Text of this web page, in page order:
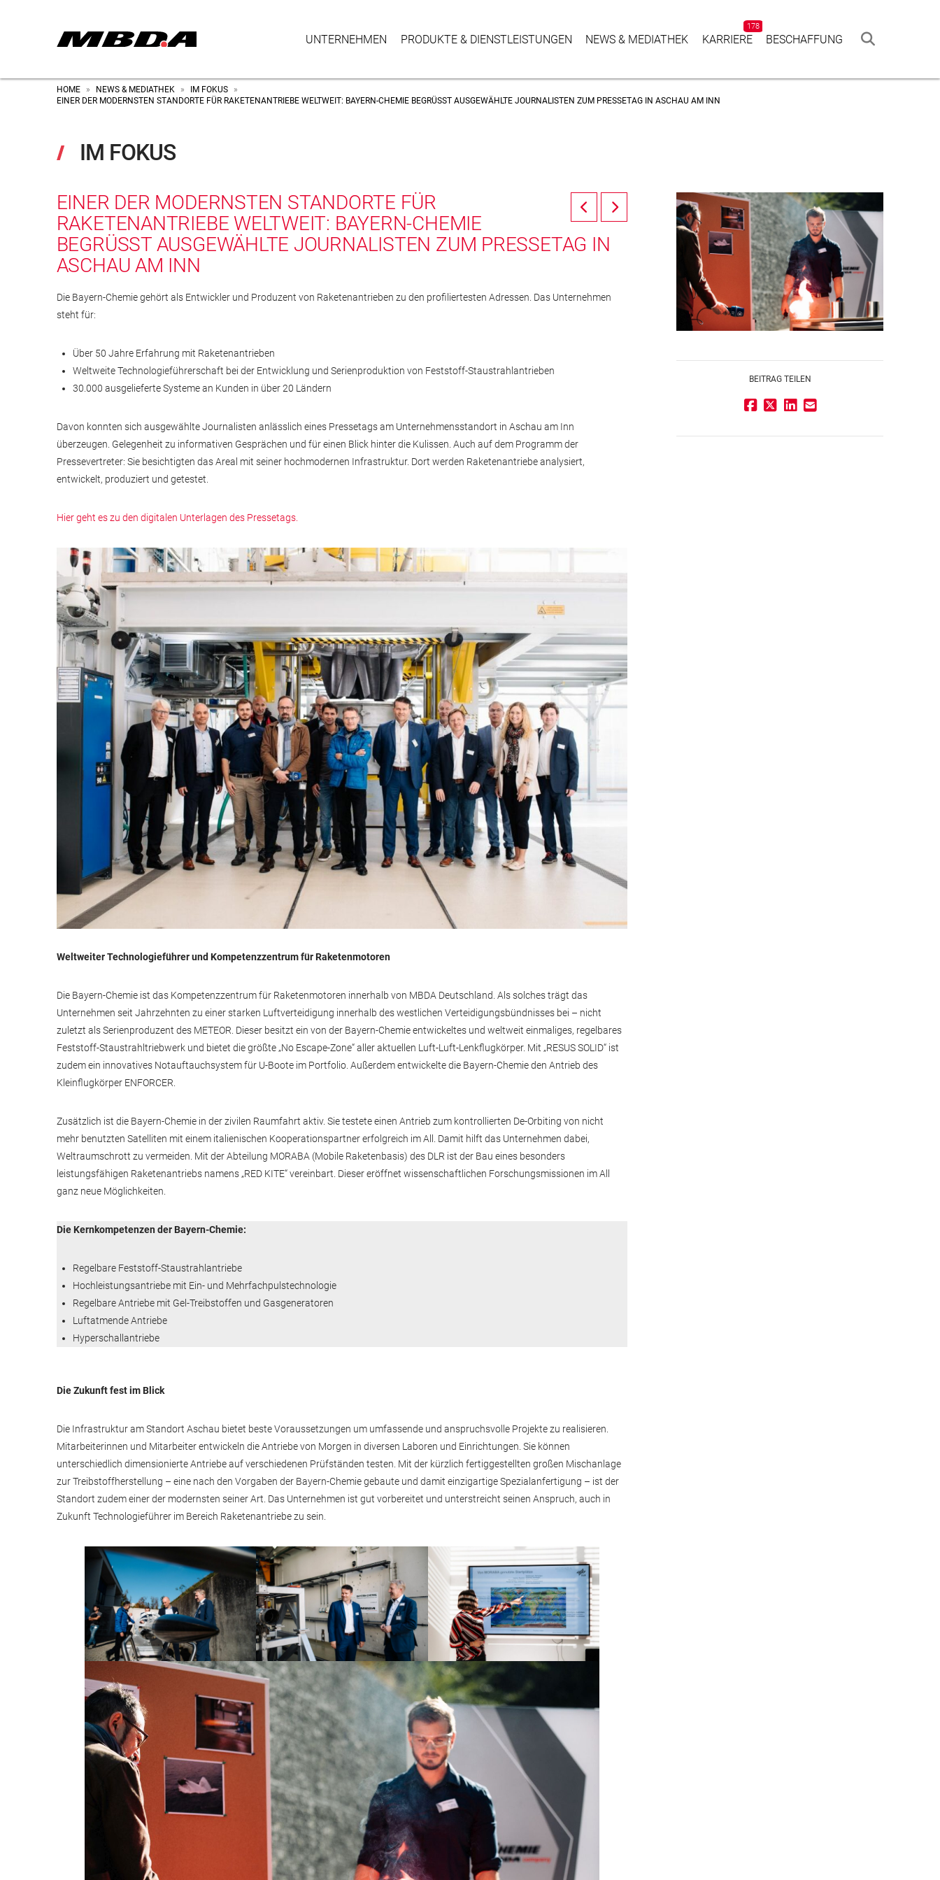
UNTER­NEHMEN PRODUKTE & DIENSTLEISTUNGEN NEWS & MEDIATHEK KAR­RIERE
178
BESCHAF­FUNG
HOME » NEWS & MEDIATHEK » IM FOKUS
»
EINER DER MODERNSTEN STANDORTE FÜR RAKETENANTRIEBE WELTWEIT: BAYERN-CHEMIE BEGRÜSST AUSGEWÄHLTE JOURNALISTEN ZUM PRESSETAG IN ASCHAU AM INN
IM FOKUS
EINER DER MODERNSTEN STANDORTE FÜR
RAKETENANTRIEBE WELTWEIT: BAYERN-CHEMIE
BEGRÜSST AUSGEWÄHLTE JOURNALISTEN ZUM PRESSETAG IN A
SCHAU AM INN
Die Bayern-Chemie gehört als Entwickler und Produzent von Raketenantrieben zu den profiliertesten Adressen. Das Unternehmen
steht für:
Über 50 Jahre Erfahrung mit Raketenantrieben
Weltweite Technologieführerschaft bei der Entwicklung und Serienproduktion von Feststoff-Staustrahlantrieben
30.000 ausgelieferte Systeme an Kunden in über 20 Ländern
Davon konnten sich ausgewählte Journalisten anlässlich eines Pressetags am Unternehmensstandort in Aschau am Inn
überzeugen. Gelegenheit zu informativen Gesprächen und für einen Blick hinter die Kulissen. Auch auf dem Programm der
Pressevertreter: Sie besichtigten das Areal mit seiner hochmodernen Infrastruktur. Dort werden Raketenantriebe analysiert,
entwickelt, produziert und getestet.
Hier geht es zu den digitalen Unterlagen des Pressetags.
Weltweiter Technologieführer und Kompetenzzentrum für Raketenmotoren
Die Bayern-Chemie ist das Kompetenzzentrum für Raketenmotoren innerhalb von MBDA Deutschland. Als solches trägt das
Unternehmen seit Jahrzehnten zu einer starken Luftverteidigung innerhalb des westlichen Verteidigungsbündnisses bei – nicht
zuletzt als Serienproduzent des METEOR. Dieser besitzt ein von der Bayern-Chemie entwickeltes und weltweit einmaliges, regelbares
Feststoff-Staustrahltriebwerk und bietet die größte „No Escape-Zone“ aller aktuellen Luft-Luft-Lenkflugkörper. Mit „RESUS SOLID“ ist
zudem ein innovatives Notauftauchsystem für U-Boote im Portfolio. Außerdem entwickelte die Bayern-Chemie den Antrieb des
Kleinflugkörper ENFORCER.
Zusätzlich ist die Bayern-Chemie in der zivilen Raumfahrt aktiv. Sie testete einen Antrieb zum kontrollierten De-Orbiting von nicht
mehr benutzten Satelliten mit einem italienischen Kooperationspartner erfolgreich im All. Damit hilft das Unternehmen dabei,
Weltraumschrott zu vermeiden. Mit der Abteilung MORABA (Mobile Raketenbasis) des DLR ist der Bau eines besonders
leistungsfähigen Raketenantriebs namens „RED KITE“ vereinbart. Dieser eröffnet wissenschaftlichen Forschungsmissionen im All
ganz neue Möglichkeiten.
Die Kernkompetenzen der Bayern-Chemie:
Regelbare Feststoff-Staustrahlantriebe
Hochleistungsantriebe mit Ein- und Mehrfachpulstechnologie
Regelbare Antriebe mit Gel-Treibstoffen und Gasgeneratoren
Luftatmende Antriebe
Hyperschallantriebe
Die Zukunft fest im Blick
Die Infrastruktur am Standort Aschau bietet beste Voraussetzungen um umfassende und anspruchsvolle Projekte zu realisieren.
Mitarbeiterinnen und Mitarbeiter entwickeln die Antriebe von Morgen in diversen Laboren und Einrichtungen. Sie können
unterschiedlich dimensionierte Antriebe auf verschiedenen Prüfständen testen. Mit der kürzlich fertiggestellten großen Mischanlage
zur Treibstoffherstellung – eine nach den Vorgaben der Bayern-Chemie gebaute und damit einzigartige Spezialanfertigung – ist der
Standort zudem einer der modernsten seiner Art. Das Unternehmen ist gut vorbereitet und unterstreicht seinen Anspruch, auch in
Zukunft Technologieführer im Bereich Raketenantriebe zu sein.
BEITRAG TEILEN